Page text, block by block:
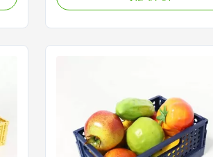
ঝুড়ি, বহন করা সহজ। 3. এই বহনযোগ্য ঝুড়িটি